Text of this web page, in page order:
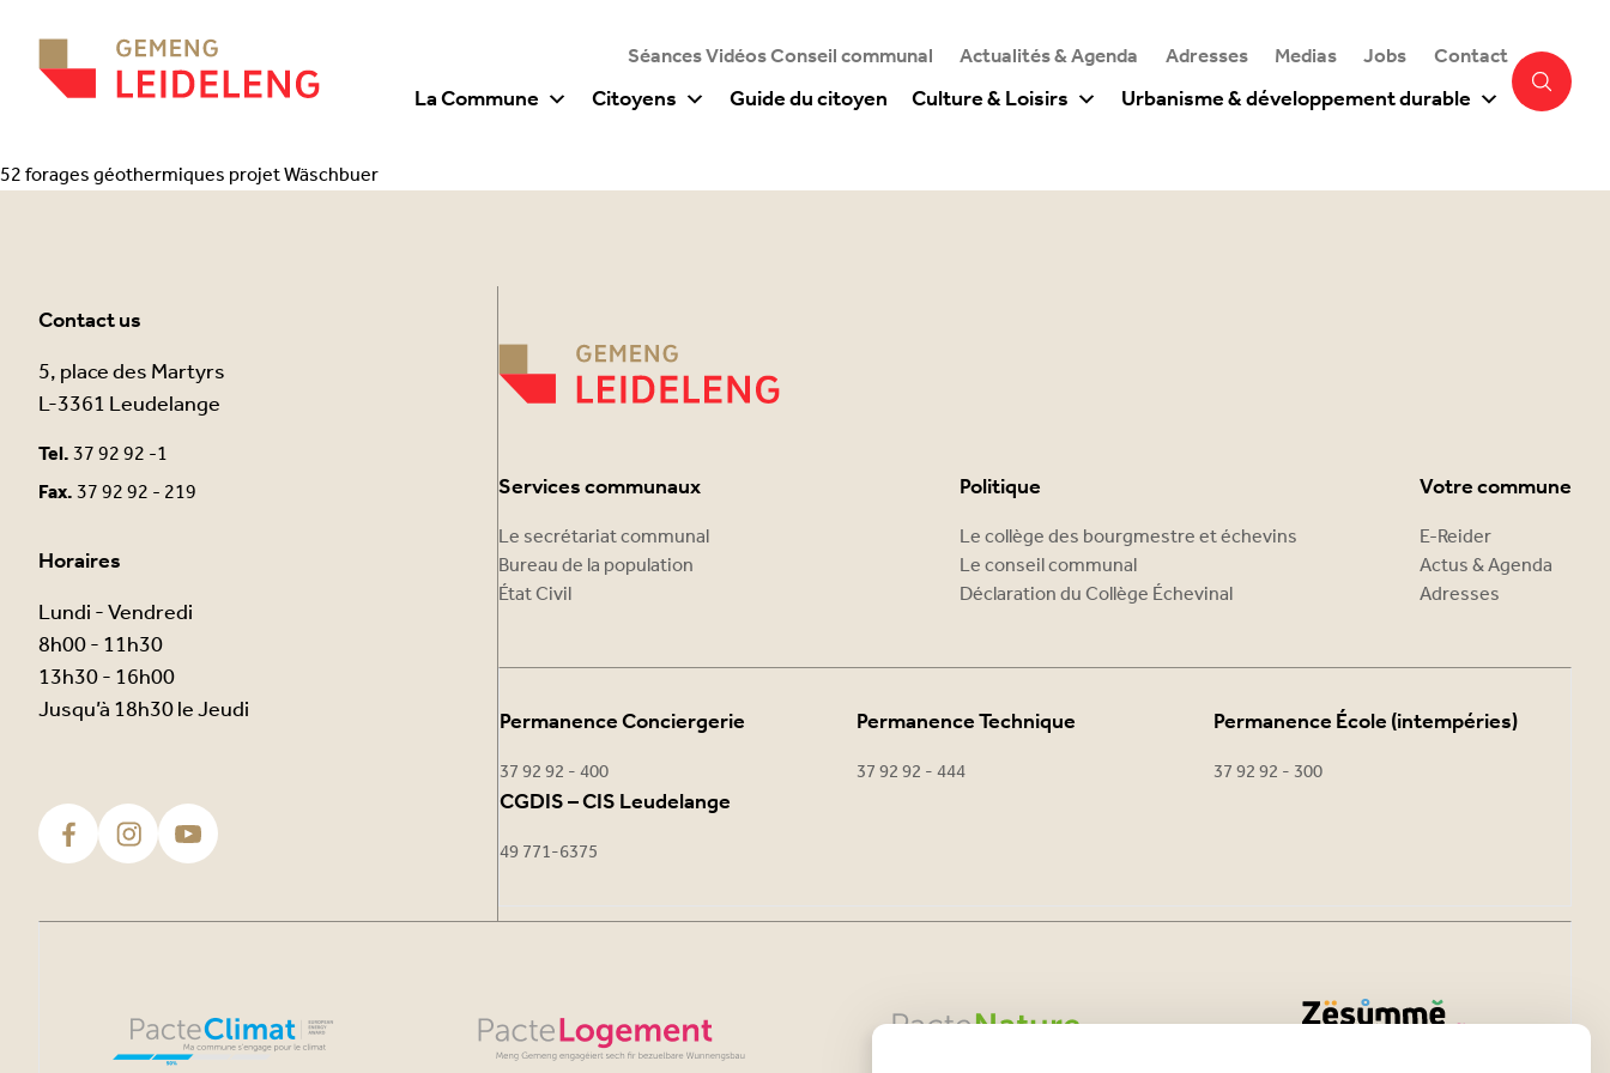
Séances Vidéos Conseil communal Actualités & Agenda Adresses Medias Jobs Contact
La Commune Citoyens Guide du citoyen Culture & Loisirs Urbanisme & développement durable
52 forages géothermiques projet Wäschbuer
Contact us
5, place des Martyrs
L-3361 Leudelange
Tel.37 92 92 -1
Fax.37 92 92 - 219
Horaires
Lundi - Vendredi
8h00 - 11h30
13h30 - 16h00
Jusqu’à 18h30 le Jeudi
Services communaux
Le secrétariat communal
Bureau de la population
État Civil
Politique
Le collège des bourgmestre et échevins
Le conseil communal
Déclaration du Collège Échevinal
Votre commune
E-Reider
Actus & Agenda
Adresses
Permanence Conciergerie
37 92 92 - 400
Permanence Technique
37 92 92 - 444
Permanence École (intempéries)
37 92 92 - 300
CGDIS – CIS Leudelange
49 771-6375